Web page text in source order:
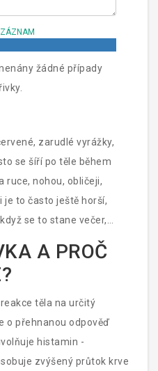
žádné případy
zarudlé vyrážky,
se šíří po těle během
ruce, nohou, obličeji,
je to často ještě horší,
se to stane večer,
školou, když se musíš
cítíš se bezmocně. Nejde
ale může být
se nevytratí sama,
A PROČ
těla na určitý
o přehnanou odpověď
histamin -
zvýšený průtok krve